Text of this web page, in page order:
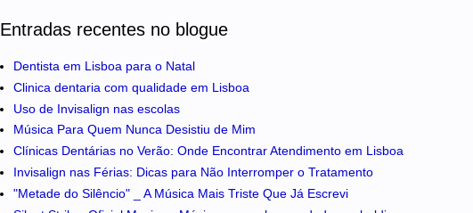
Entradas recentes no blogue
Dentista em Lisboa para o Natal
Clinica dentaria com qualidade em Lisboa
Uso de Invisalign nas escolas
Música Para Quem Nunca Desistiu de Mim
Clínicas Dentárias no Verão: Onde Encontrar Atendimento em Lisboa
Invisalign nas Férias: Dicas para Não Interromper o Tratamento
"Metade do Silêncio" _ A Música Mais Triste Que Já Escrevi